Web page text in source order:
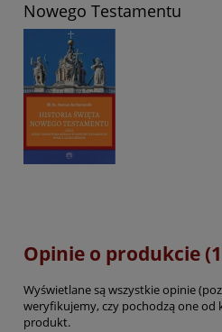
Nowego Testamentu
Opinie o produkcie
Wyświetlane są wszystkie opinie
weryfikujemy, czy pochodzą one
produkt.